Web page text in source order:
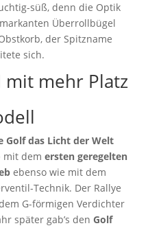
süß, denn die Optik
Überrollbügel
der Spitzname
sich.
mit mehr Platz
Golf das Licht der Welt
mit dem ersten geregelten
ebenso wie mit dem
Technik. Der Rallye
G-förmigen Verdichter
später gab’s den Golf